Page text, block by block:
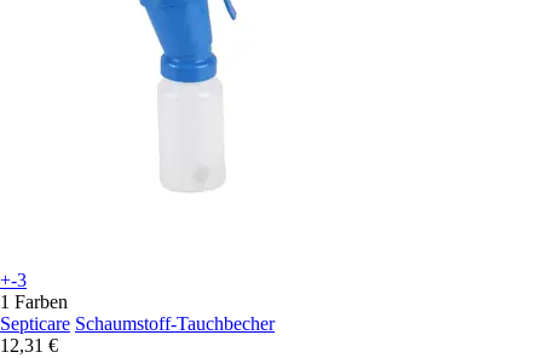
+-3
1 Farben
Septicare Schaumstoff-Tauchbecher
12,31 €